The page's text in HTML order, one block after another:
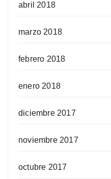
abril 2018
marzo 2018
febrero 2018
enero 2018
diciembre 2017
noviembre 2017
octubre 2017